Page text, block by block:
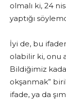
olmalı ki, 24
yaptığı
İyi de, bu
olabilir ki, onu
Bildiğimiz
okşanmak”
ifade, ya da